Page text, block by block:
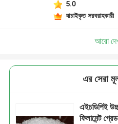
5.0
যাচাইকৃত সরবরাহকারী
আরো
এর সেরা
এইচডিপিই
ফিলামেন্ট